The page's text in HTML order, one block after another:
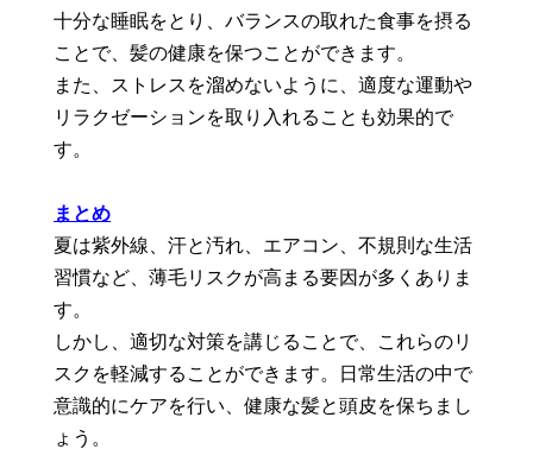
十分な睡眠をとり、バランスの取れた食事を摂る
ことで、髪の健康を保つことができます。
また、ストレスを溜めないように、適度な運動や
リラクゼーションを取り入れることも効果的で
す。
まとめ
夏は紫外線、汗と汚れ、エアコン、不規則な生活
習慣など、薄毛リスクが高まる要因が多くありま
す。
しかし、適切な対策を講じることで、これらのリ
スクを軽減することができます。日常生活の中で
意識的にケアを行い、健康な髪と頭皮を保ちまし
ょう。